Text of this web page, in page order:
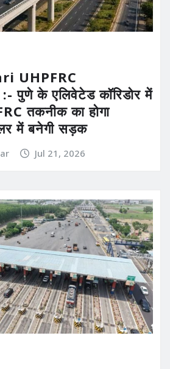
UHPFRC
के एलिवेटेड कॉरिडोर में
तकनीक का होगा
में बनेगी सड़क
Jul 21, 2026